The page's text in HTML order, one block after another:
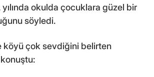
yılında okulda çocuklara güzel bir
söyledi.
köyü çok sevdiğini belirten